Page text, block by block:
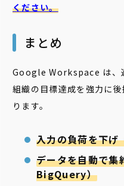
ください。
まとめ
Google Workspace は、
組織の目標達成を強力に
ります。
入力の負荷を下
データを自動で
BigQuery）